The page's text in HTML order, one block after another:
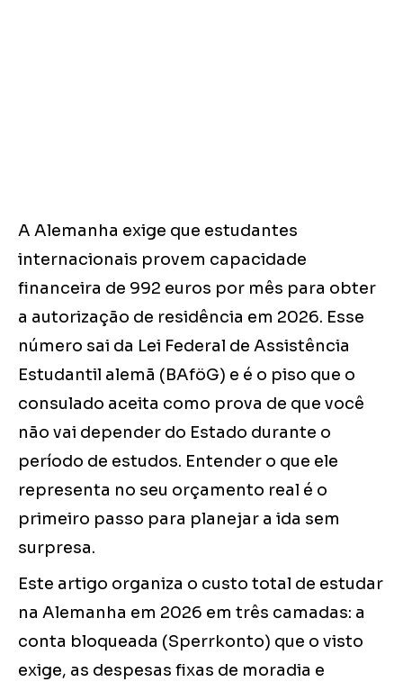
A Alemanha exige que estudantes
internacionais provem capacidade
financeira de 992 euros por mês para obter
a autorização de residência em 2026. Esse
número sai da Lei Federal de Assistência
Estudantil alemã (BAföG) e é o piso que o
consulado aceita como prova de que você
não vai depender do Estado durante o
período de estudos. Entender o que ele
representa no seu orçamento real é o
primeiro passo para planejar a ida sem
surpresa.
Este artigo organiza o custo total de estudar
na Alemanha em 2026 em três camadas: a
conta bloqueada (Sperrkonto) que o visto
exige, as despesas fixas de moradia e